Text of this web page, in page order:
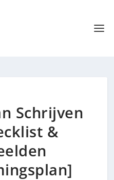
Schrijven
&